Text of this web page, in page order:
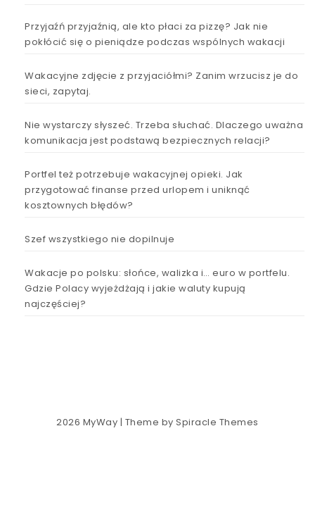
Przyjaźń przyjaźnią, ale kto płaci za pizzę? Jak nie
pokłócić się o pieniądze podczas wspólnych wakacji
Wakacyjne zdjęcie z przyjaciółmi? Zanim wrzucisz je do
sieci, zapytaj.
Nie wystarczy słyszeć. Trzeba słuchać. Dlaczego uważna
komunikacja jest podstawą bezpiecznych relacji?
Portfel też potrzebuje wakacyjnej opieki. Jak
przygotować finanse przed urlopem i uniknąć
kosztownych błędów?
Szef wszystkiego nie dopilnuje
Wakacje po polsku: słońce, walizka i… euro w portfelu.
Gdzie Polacy wyjeżdżają i jakie waluty kupują
najczęściej?
2026 MyWay | Theme bySpiracle Themes